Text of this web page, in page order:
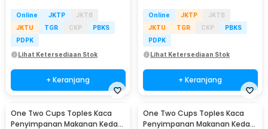
Online JKTP
JKTB
JKTU
TGR CKP
PBKS
PDPK
Lihat Ketersediaan Stok
+ Keranjang
Online JKTP
JKTB
JKTU
TGR CKP
PBKS
PDPK
Lihat Ketersediaan Stok
+ Keranjang
One Two Cups Toples Kaca
Penyimpanan Makanan Kedap
One Two Cups Toples Kaca
Penyimpanan Makanan Kedap